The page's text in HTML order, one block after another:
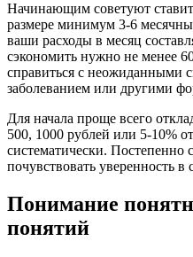
Начинающим советуют
размере минимум 3-6
ваши расходы в месяц
сэкономить нужно не менее
справиться с неожиданными
заболеванием или другими
Для начала проще всего
500, 1000 рублей или 5-10%
систематически. Постепенно
почувствовать уверенность в
Понимание
понятий